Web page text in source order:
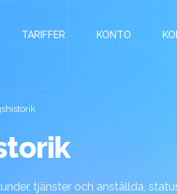
TARIFFER KONTO
tjänster och anställda,